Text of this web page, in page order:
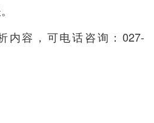
内容，可电话咨询：027-